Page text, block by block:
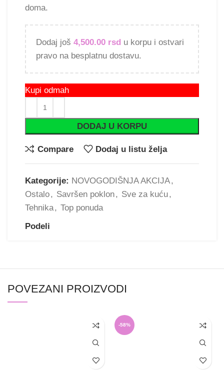
doma.
Dodaj još 4,500.00 rsd u korpu i ostvari
pravo na besplatnu dostavu.
DODAJ U KORPU
Kupi odmah
Compare Dodaj u listu želja
Kategorije: NOVOGODIŠNJA AKCIJA,
Ostalo, Savršen poklon, Sve za kuću,
Tehnika, Top ponuda
Podeli
POVEZANI PROIZVODI
-58%